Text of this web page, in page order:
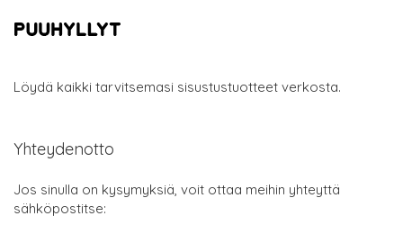
Löydä kaikki tarvitsemasi sisustustuotteet verkosta.
Yhteydenotto
Jos sinulla on kysymyksiä, voit ottaa meihin yhteyttä
sähköpostitse: